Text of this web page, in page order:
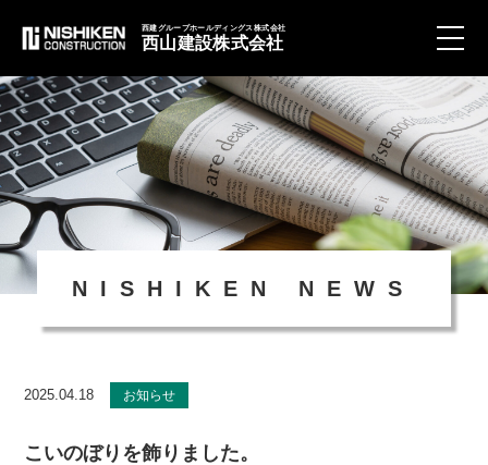
toggle
西建グループホールディングス株式会社
西山建設株式会社
NISHIKEN NEWS
2025.04.18 お知らせ
こいのぼりを飾りました。